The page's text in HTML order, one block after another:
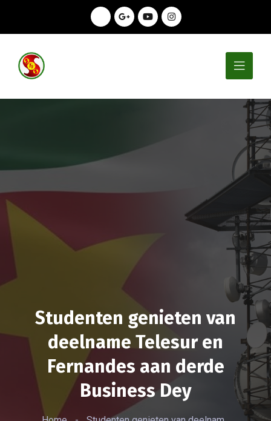
Studenten genieten van
deelname Telesur en
Fernandes aan derde
Business Dey